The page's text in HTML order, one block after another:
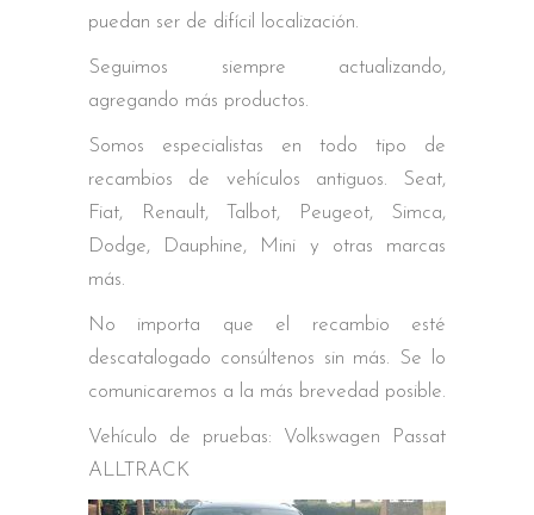
puedan ser de difícil localización.
Seguimos siempre actualizando,
agregando más productos.
Somos especialistas en todo tipo de
recambios de vehículos antiguos. Seat,
Fiat, Renault, Talbot, Peugeot, Simca,
Dodge, Dauphine, Mini y otras marcas
más.
No importa que el recambio esté
descatalogado consúltenos sin más. Se lo
comunicaremos a la más brevedad posible.
Vehículo de pruebas: Volkswagen Passat
ALLTRACK